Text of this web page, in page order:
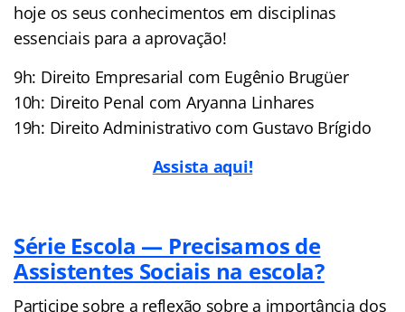
hoje os seus conhecimentos em disciplinas
essenciais para a aprovação!
9h: Direito Empresarial com Eugênio Brugüer
10h: Direito Penal com Aryanna Linhares
19h: Direito Administrativo com Gustavo Brígido
Assista aqui!
Série Escola — Precisamos de
Assistentes Sociais na escola?
Participe sobre a reflexão sobre a importância dos